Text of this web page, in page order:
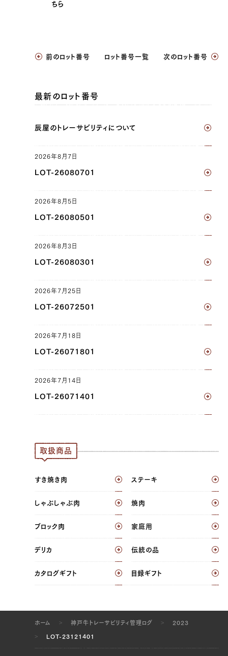
ちら
JP1460701797
ブリスケ（右）, ウデ（左）, ウデ（右）, トンビ
（右）, サーロイン（左）, サーロイン（右）, ヘレ
（左）, ヘレ（右）
（右）, トンビ（左）, トンビ（右）, リブロース（左）,
（右）, ヘレ（左）, ヘレ（右）, ウチヒラ（左）, ウチ
ヒラ（右）, マル（左）, マル（右）, ラムイチ（左）,
JP1602898736
ウデ（左）, ウデ（右）, トンビ（左）, トンビ（右）,
（右）, トンビ（左）, トンビ（右）, リブロース（左）,
（右）, ヘレ（左）, ヘレ（右）
ブリスケ（左）, ブリスケ（右）, マエチマキ（右）,
トモチマキ（右）
JP1645003159
（右）, トンビ（左）, トンビ（右）, リブロース（左）,
（右）, ヘレ（左）, ヘレ（右）
JP1409284947
ブリスケ（左）, ブリスケ（右）, ウデ（左）, ウデ
（右）, トンビ（左）, トンビ（右）
ブリスケ（左）, ブリスケ（右）, ウデ（左）, ウデ
（右）, トンビ（左）, トンビ（右）
前のロット番号 ロット番号一覧 次のロット番号
最新のロット番号
辰屋のトレーサビリティについて
2026年8月7日
LOT-26080701
2026年8月5日
LOT-26080501
2026年8月3日
LOT-26080301
2026年7月25日
LOT-26072501
2026年7月18日
LOT-26071801
2026年7月14日
LOT-26071401
取扱商品
すき焼き肉 ステーキ
しゃぶしゃぶ肉 焼肉
ブロック肉 家庭用
デリカ 伝統の品
カタログギフト 目録ギフト
ホーム 神戸牛トレーサビリティ管理ログ 2023
LOT-23121401